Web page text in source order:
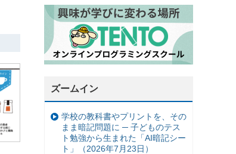
ズームイン
学校の教科書やプリントを、その
まま暗記問題に ─ 子どものテス
ト勉強から生まれた「AI暗記シー
ト」（2026年7月23日）